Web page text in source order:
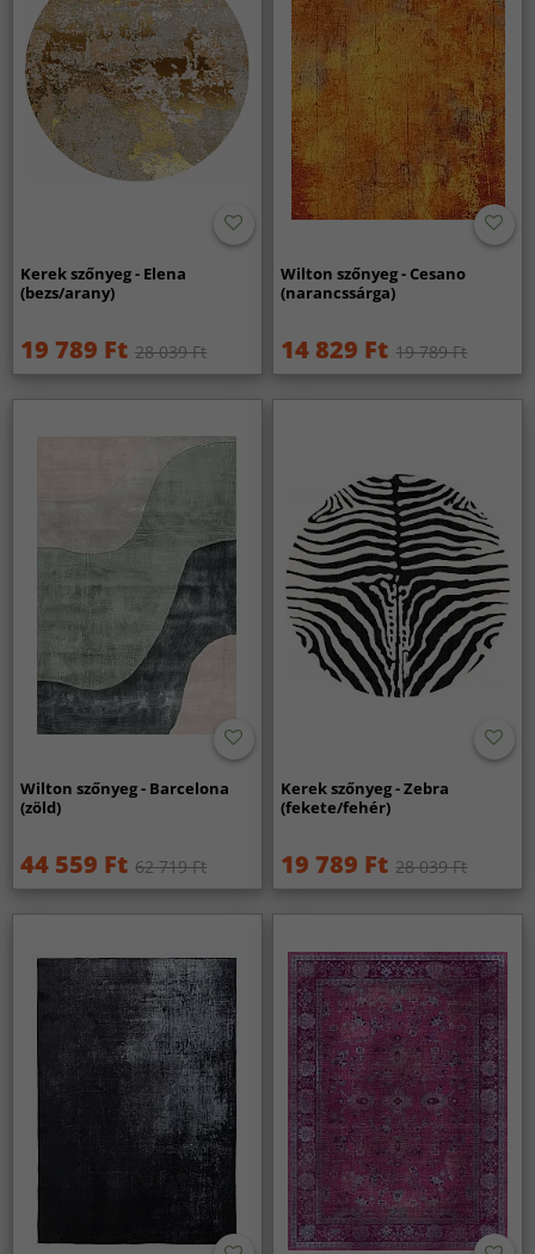
Kerek szőnyeg - Elena
(bezs/arany)
19 789 Ft 28 039 Ft
Wilton szőnyeg - Cesano
(narancssárga)
14 829 Ft 19 789 Ft
Wilton szőnyeg - Barcelona
(zöld)
44 559 Ft 62 719 Ft
Kerek szőnyeg - Zebra
(fekete/fehér)
19 789 Ft 28 039 Ft